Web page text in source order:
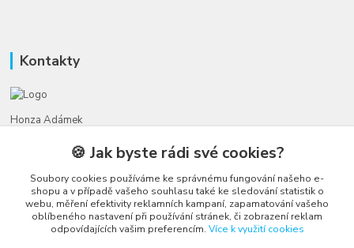
Kontakty
Honza Adámek
(Po-Ne, 9-21 hod.)
honza@autahracky.cz
🍪 Jak byste rádi své cookies?
Soubory cookies používáme ke správnému fungování našeho e-
shopu a v případě vašeho souhlasu také ke sledování statistik o
webu, měření efektivity reklamních kampaní, zapamatování vašeho
oblíbeného nastavení při používání stránek, či zobrazení reklam
odpovídajících vašim preferencím. Více k využití cookies